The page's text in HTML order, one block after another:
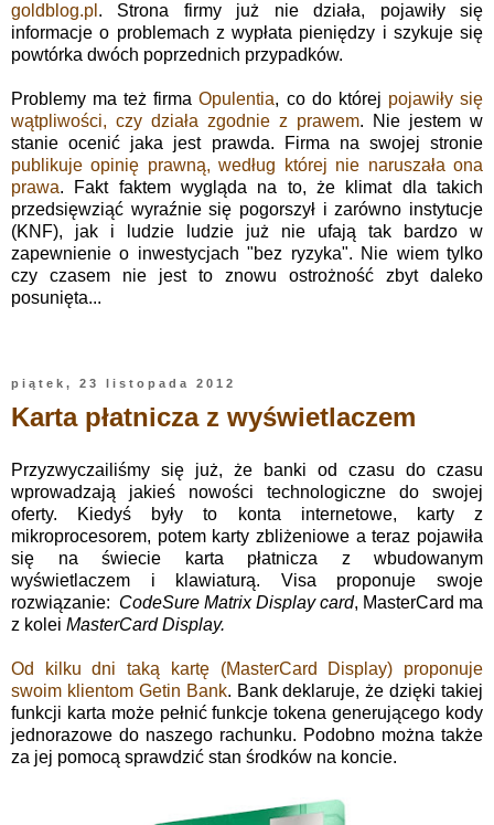
goldblog.pl . Strona firmy już nie działa, pojawiły się
informacje o problemach z wypłata pieniędzy i szykuje się
powtórka dwóch poprzednich przypadków.
Problemy ma też firmaOpulentia, co do której pojawiły się
wątpliwości, czy działa zgodnie z prawem. Nie jestem w
stanie ocenić jaka jest prawda. Firma na swojej stronie
publikuje opinię prawną, według której nie naruszała ona
prawa. Fakt faktem wygląda na to, że klimat dla takich
przedsięwziąć wyraźnie się pogorszył i zarówno instytucje
(KNF), jak i ludzie ludzie już nie ufają tak bardzo w
zapewnienie o inwestycjach "bez ryzyka". Nie wiem tylko
czy czasem nie jest to znowu ostrożność zbyt daleko
posunięta...
piątek, 23 listopada 2012
Karta płatnicza z wyświetlaczem
Przyzwyczailiśmy się już, że banki od czasu do czasu
wprowadzają jakieś nowości technologiczne do swojej
oferty. Kiedyś były to konta internetowe, karty z
mikroprocesorem, potem karty zbliżeniowe a teraz pojawiła
się na świecie karta płatnicza z wbudowanym
wyświetlaczem i klawiaturą. Visa proponuje swoje
rozwiązanie: CodeSure MatrixDisplay card, MasterCard ma
z kolei MasterCard Display.
Od kilku dni taką kartę (MasterCard Display) proponuje
swoim klientom Getin Bank. Bank deklaruje, że dzięki takiej
funkcji karta może pełnić funkcje tokena generującego kody
jednorazowe do naszego rachunku. Podobno można także
za jej pomocą sprawdzić stan środków na koncie.